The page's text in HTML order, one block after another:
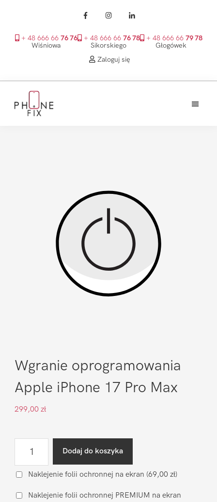
+ 48 666 66 76 76
Wiśniowa
+ 48 666 66 76 78
Sikorskiego
+ 48 666 66 79 78
Głogówek
Zaloguj się
głównego
Wgranie oprogramowania
Apple iPhone 17 Pro Max
299,00 zł
oprogramowania
Dodaj do koszyka
Naklejenie folii ochronnej na ekran (69,00 zł)
Naklejenie folii ochronnej PREMIUM na ekran